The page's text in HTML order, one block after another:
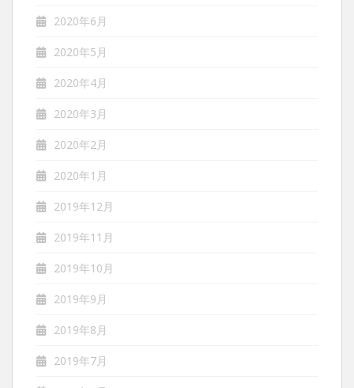
2020年6月
2020年5月
2020年4月
2020年3月
2020年2月
2020年1月
2019年12月
2019年11月
2019年10月
2019年9月
2019年8月
2019年7月